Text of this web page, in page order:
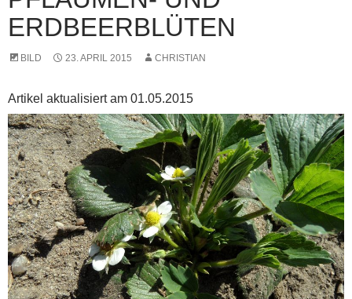
ERDBEERBLÜTEN
BILD 23. APRIL 2015 CHRISTIAN
Artikel aktualisiert am 01.05.2015